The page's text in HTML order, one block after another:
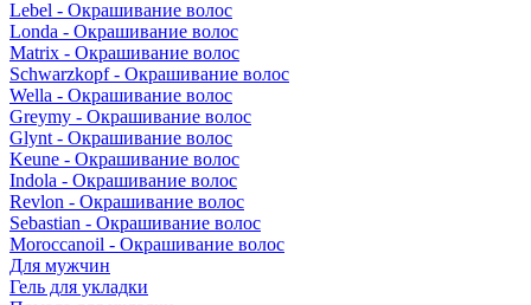
Lebel - Окрашивание волос
Londa - Окрашивание волос
Matrix - Окрашивание волос
Schwarzkopf - Окрашивание волос
Wella - Окрашивание волос
Greymy - Окрашивание волос
Glynt - Окрашивание волос
Keune - Окрашивание волос
Indola - Окрашивание волос
Revlon - Окрашивание волос
Sebastian - Окрашивание волос
Moroccanoil - Окрашивание волос
Для мужчин
Гель для укладки